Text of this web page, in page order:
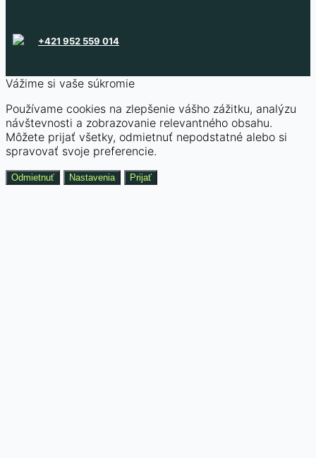
+421 952 559 014
Vážime si vaše súkromie
Používame cookies na zlepšenie vášho zážitku, analýzu
návštevnosti a zobrazovanie relevantného obsahu.
Môžete prijať všetky, odmietnuť nepodstatné alebo si
spravovať svoje preferencie.
Odmietnuť Nastavenia Prijať